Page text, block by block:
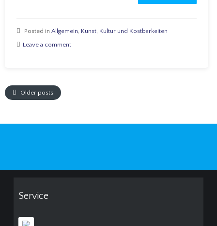
Posted in Allgemein, Kunst, Kultur und Kostbarkeiten
Leave a comment
Older posts
Service